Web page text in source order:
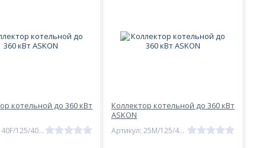
гидравлической стрелки
котельной до 360 кВт
Артикул: 40F/125/40/2+1D
Коллектор котельной до 360 кВт
ASKON
Артикул: 25M/125/40/3+1D